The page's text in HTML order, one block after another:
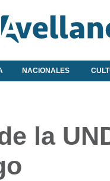
NACIONALES
la